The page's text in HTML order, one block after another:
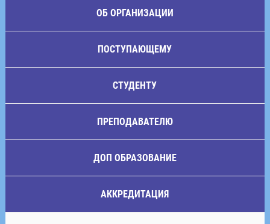
ОБ ОРГАНИЗАЦИИ
ПОСТУПАЮЩЕМУ
СТУДЕНТУ
ПРЕПОДАВАТЕЛЮ
ДОП ОБРАЗОВАНИЕ
АККРЕДИТАЦИЯ